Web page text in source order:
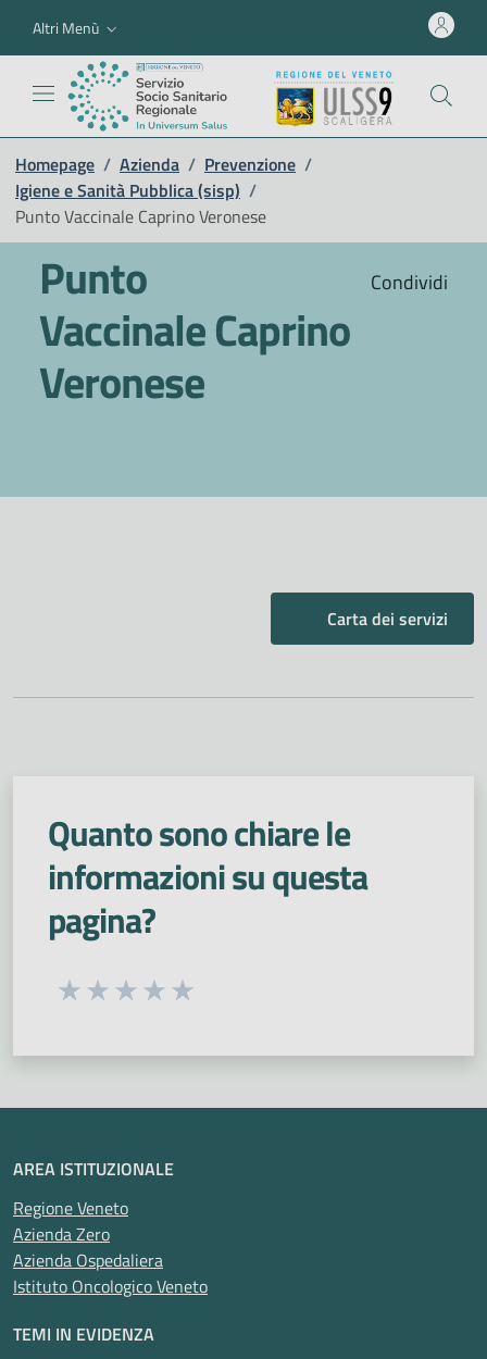
Altri Menù
Homepage / Azienda / Prevenzione /
Igiene e Sanità Pubblica (sisp) /
Punto Vaccinale Caprino Veronese
Condividi
Punto
Vaccinale Caprino
Veronese
Carta dei servizi
Quanto sono chiare le
informazioni su questa
pagina?
Seleziona una valutazione da 1 a 5 stelle
AREA ISTITUZIONALE
Regione Veneto
Azienda Zero
Azienda Ospedaliera
Istituto Oncologico Veneto
TEMI IN EVIDENZA